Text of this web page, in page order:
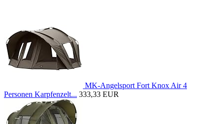
MK-Angelsport Fort Knox Air 4
Personen Karpfenzelt... 333,33 EUR